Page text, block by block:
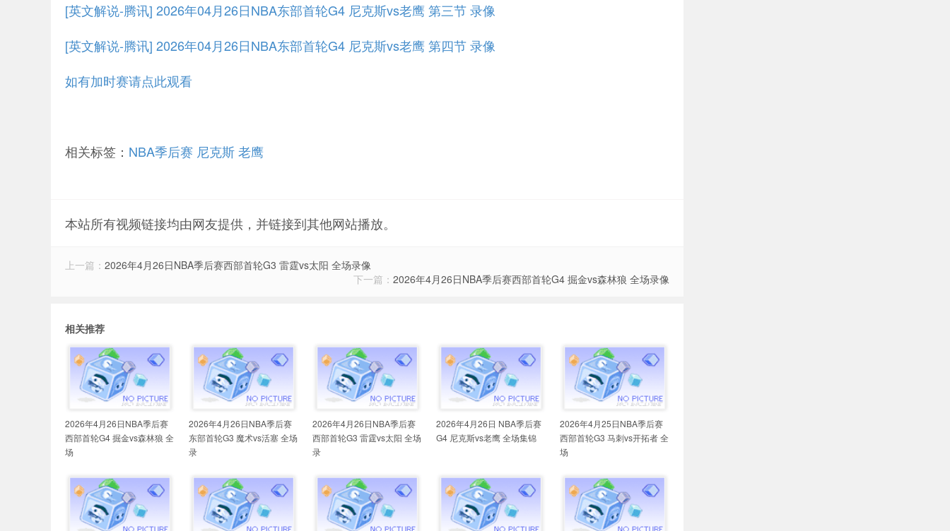
[英文解说-腾讯] 2026年04月26日NBA东部首轮G4 尼克斯vs老鹰 第三节 录像
[英文解说-腾讯] 2026年04月26日NBA东部首轮G4 尼克斯vs老鹰 第四节 录像
如有加时赛请点此观看
相关标签： NBA季后赛 尼克斯老鹰
本站所有视频链接均由网友提供，并链接到其他网站播放。
上一篇： 2026年4月26日NBA季后赛西部首轮G3 雷霆vs太阳 全场录像
下一篇： 2026年4月26日NBA季后赛西部首轮G4 掘金vs森林狼 全场录像
相关推荐
2026年4月26日NBA季后赛
西部首轮G4 掘金vs森林狼 全
场
2026年4月26日NBA季后赛
东部首轮G3 魔术vs活塞 全场
录
2026年4月26日NBA季后赛
西部首轮G3 雷霆vs太阳 全场
录
2026年4月26日 NBA季后赛
G4 尼克斯vs老鹰 全场集锦
2026年4月25日NBA季后赛
西部首轮G3 马刺vs开拓者 全
场